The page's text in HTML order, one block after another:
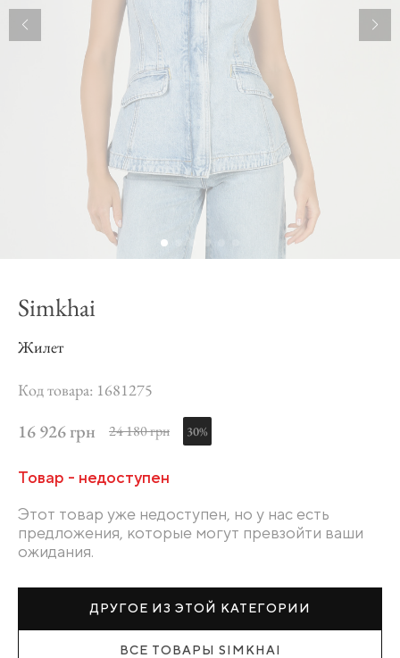
Simkhai
Жилет
Код товара: 1681275
16 926 грн 24 180 грн 30%
Товар - недоступен
Этот товар уже недоступен, но у нас есть
предложения, которые могут превзойти ваши
ожидания.
ДРУГОЕ ИЗ ЭТОЙ КАТЕГОРИИ
ВСЕ ТОВАРЫ SIMKHAI